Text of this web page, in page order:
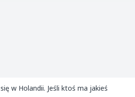
w Holandii. Jeśli ktoś ma jakieś